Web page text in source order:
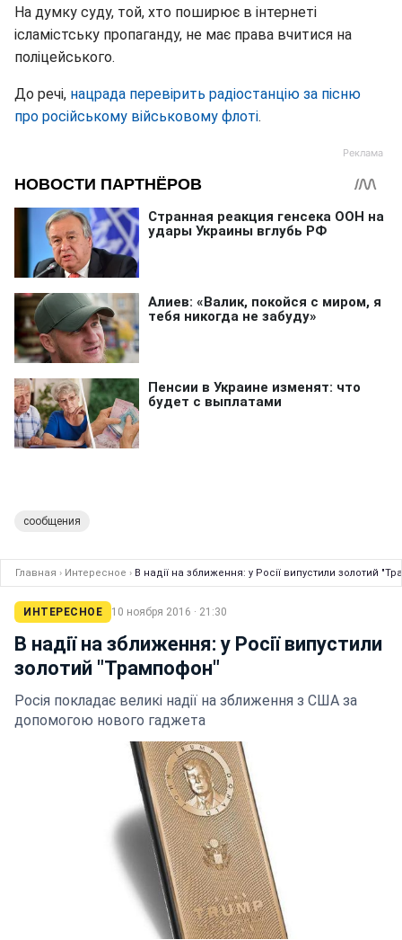
На думку суду, той, хто поширює в інтернеті
ісламістську пропаганду, не має права вчитися на
поліцейського.
До речі, нацрада перевірить радіостанцію за пісню
про російському військовому флоті.
сообщения
Главная › Интересное › В надії на зближення: у Росії випустили золотий
ИНТЕРЕСНОЕ 10 ноября 2016 · 21:30
В надії на зближення: у Росії випустили
золотий "Трампофон"
Росія покладає великі надії на зближення з США за
допомогою нового гаджета